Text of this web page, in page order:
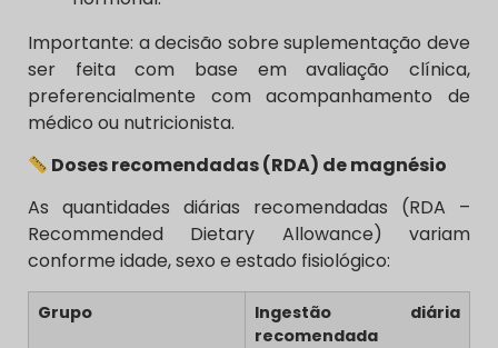
Importante: a decisão sobre suplementação deve
ser feita com base em avaliação clínica,
preferencialmente com acompanhamento de
médico ou nutricionista.
Doses recomendadas (RDA) de magnésio
As quantidades diárias recomendadas (RDA –
Recommended Dietary Allowance) variam
conforme idade, sexo e estado fisiológico:
Grupo
Ingestão diária
recomendada